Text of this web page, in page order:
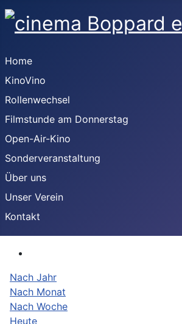
Home
KinoVino
Rollenwechsel
Filmstunde am Donnerstag
Open-Air-Kino
Sonderveranstaltung
Über uns
Unser Verein
Kontakt
Nach Jahr
Nach Monat
Nach Woche
Heute